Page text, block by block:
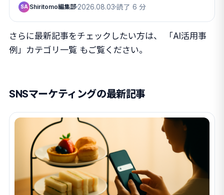
SA Shiritomo編集部 2026.08.03 読了 6 分
さらに最新記事をチェックしたい方は、
「AI活用事
例」カテゴリ一覧 もご覧ください。
SNSマーケティングの最新記事